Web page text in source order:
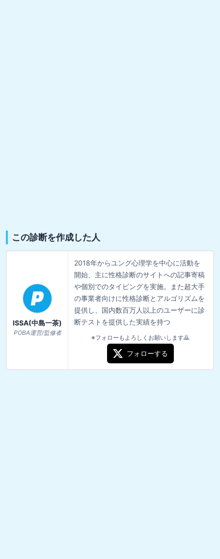
この診断を作成した人
ISSA(中島一茶)
POBA運営/監修者
2018年からユング心理学を中心に活動を
開始、主に性格診断のサイトへの記事寄稿
や個別でのタイピングを実施。また超大手
の事業者向けに性格診断とアルゴリズムを
提供し、国内数百万人以上のユーザーに診
断テストを提供した実績を持つ
※フォローもよろしくお願いします🙇
フォローする